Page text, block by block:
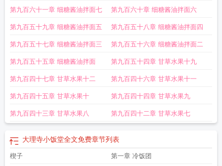
人物结局 大理寺小饭堂在线无弹窗大理寺小饭堂温明棠大理寺小饭堂无弹窗最
新章节大理寺宿舍大理寺小饭堂表白是哪一章大理寺小饭堂女主父亲是冤枉的
子大理寺小饭堂最新章节 大理寺小饭堂停更原因 大理寺位置大理寺敬酒馆
理寺小饭堂男主大理寺小饭堂笔趣阁5200大理寺小饭堂黎书禾 大理寺小饭堂
寺小饭堂温玄策秘密大理寺小饭堂更新了吗大理寺小饭堂全文免费大理寺旧
理寺小饭堂全文
大理寺干嘛的 大理寺小饭堂故事情节 大理寺小饭堂温玄策翻案
了吗大理寺小饭堂男女主第几章在一起大理寺小饭堂笔趣阁最新大理寺小饭堂
无弹窗手机版大理寺小饭堂免费阅读大理寺小饭堂精校版免费大理寺最小的
堂全文免费阅读软件大理寺小饭堂百度百科
饭堂为啥不更了
大理寺小饭堂温玄策被谁陷害大理寺内堂
第九百六十一章 细糖酱油拌面七 第九百六十章 细糖酱油拌面六
第九百五十九章 细糖酱油拌面五 第九百五十八章 细糖酱油拌面四
第九百五十七章 细糖酱油拌面三 第九百五十六章 细糖酱油拌面二
第九百五十五章 细糖酱油拌面 第九百五十四章 甘草水果十九
第九百四十七章 甘草水果十二 第九百四十六章 甘草水果十一
第九百四十五章 甘草水果十 第九百四十四章 甘草水果九
第九百四十三章 甘草水果八 第九百四十二章 甘草水果七
大理寺小饭堂全文免费章节列表
楔子 第一章 冷饭团